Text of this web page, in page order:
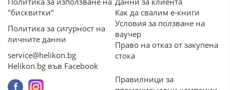
"бисквитки"
Политика за сигурност на
личните данни
service@helikon.bg
Helikon.bg във Facebook
Как да свалим е-книги
Условия за ползване на
ваучер
Право на отказ от закупена
стока
Правилници за